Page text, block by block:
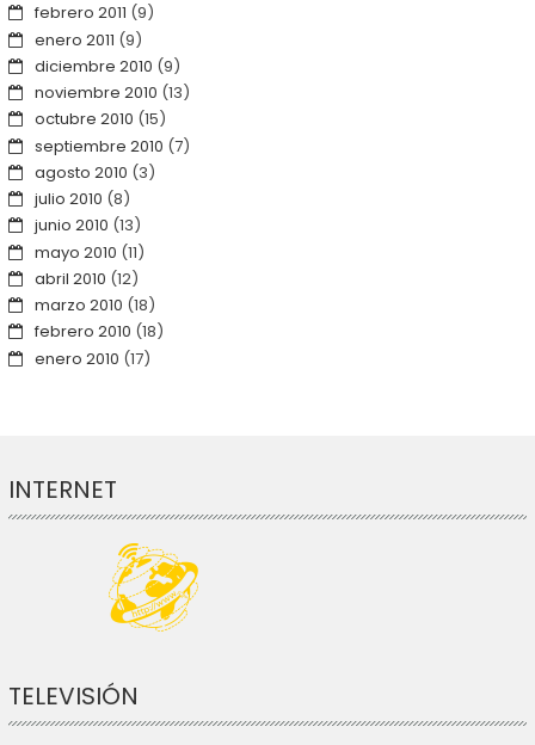
febrero 2011 (9)
enero 2011 (9)
diciembre 2010 (9)
noviembre 2010 (13)
octubre 2010 (15)
septiembre 2010 (7)
agosto 2010 (3)
julio 2010 (8)
junio 2010 (13)
mayo 2010 (11)
abril 2010 (12)
marzo 2010 (18)
febrero 2010 (18)
enero 2010 (17)
INTERNET
TELEVISIÓN